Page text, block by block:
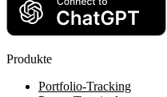
Produkte
Portfolio-Tracking